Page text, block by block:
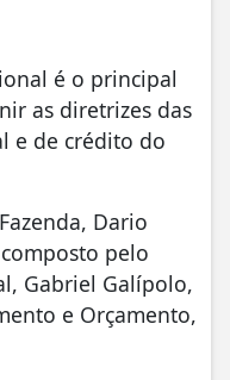
é o principal
as diretrizes das
e de crédito do
Dario
pelo
Gabriel Galípolo,
e Orçamento,